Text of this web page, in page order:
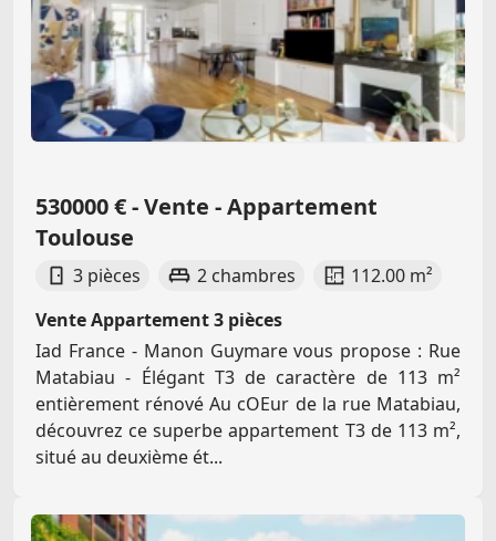
530000 € - Vente - Appartement
Toulouse
3 pièces 2 chambres
112.00 m²
Vente Appartement 3 pièces
Iad France - Manon Guymare vous propose : Rue
Matabiau - Élégant T3 de caractère de 113 m²
entièrement rénové Au cOEur de la rue Matabiau,
découvrez ce superbe appartement T3 de 113 m²,
situé au deuxième ét...